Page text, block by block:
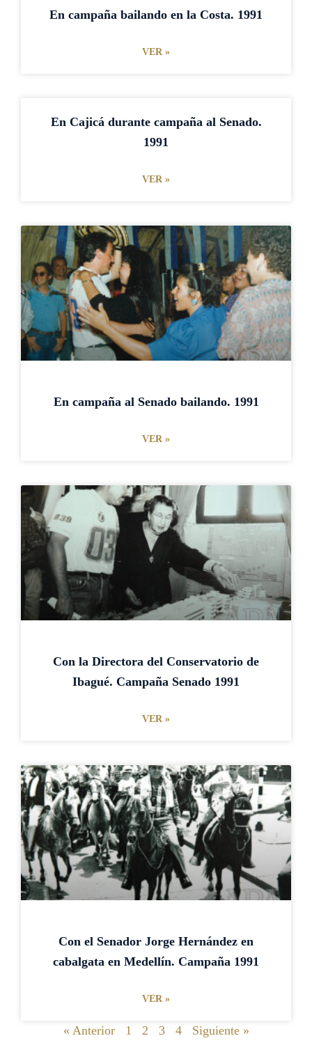
En campaña bailando en la Costa. 1991
VER »
En Cajicá durante campaña al Senado.
1991
VER »
En campaña al Senado bailando. 1991
VER »
Con la Directora del Conservatorio de
Ibagué. Campaña Senado 1991
VER »
Con el Senador Jorge Hernández en
cabalgata en Medellín. Campaña 1991
VER »
« Anterior 1 2 3 4 Siguiente »